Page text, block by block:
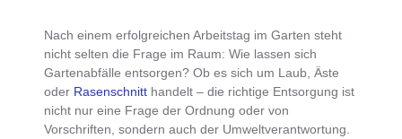
Nach einem erfolgreichen Arbeitstag im Garten steht
nicht selten die Frage im Raum:Wie lassen sich
Gartenabfälle entsorgen? Ob es sich um Laub, Äste
oder Rasenschnitt handelt – die richtige Entsorgung ist
nicht nur eine Frage der Ordnung oder von
Vorschriften, sondern auch der Umweltverantwortung.